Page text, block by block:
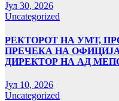
Јул 30, 2026
Uncategorized
РЕКТОРОТ НА УМТ,
ПРЕЧЕКА НА
ДИРЕКТОР НА АД
Јул 10, 2026
Uncategorized